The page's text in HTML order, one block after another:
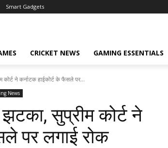
Smart Gadgets
CRICKET NEWS GAMING ESSENTIALS
ने कर्नाटक हाईकोर्ट के फैसले पर...
News
सुप्रीम कोर्ट ने
पर लगाई रोक